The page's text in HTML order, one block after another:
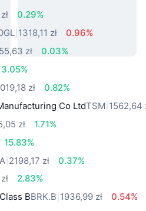
0.29%
1318,11 zł
0.96%
zł
0.03%
3.05%
zł
0.82%
Co LtdTSM 1562,64
zł
1.71%
15.83%
2198,17 zł
0.37%
2.83%
BBRK.B 1936,99 zł
0.54%